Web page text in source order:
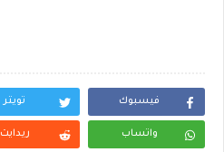
فيسبوك تويتر
واتساب ريدايت